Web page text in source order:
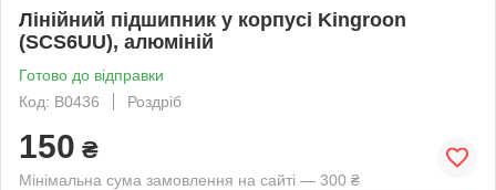
Лінійний підшипник у корпусі Kingroon
(SCS6UU), алюміній
Готово до відправки
Код: B0436
Роздріб
150 ₴
Мінімальна сума замовлення на сайті — 300 ₴